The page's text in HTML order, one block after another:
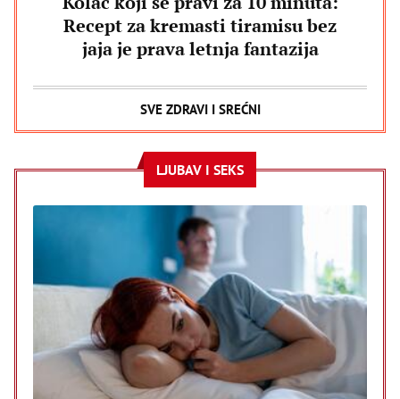
Recept za kremasti tiramisu bez
jaja je prava letnja fantazija
SVE ZDRAVI I SREĆNI
LJUBAV I SEKS